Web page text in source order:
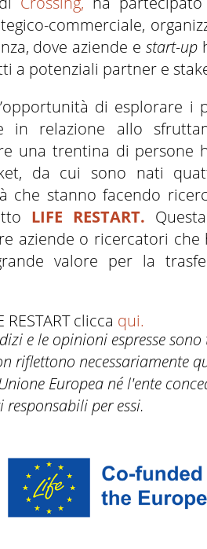
commerciale,
dove aziende estart-up
a potenziali partner e
di esplorare i
in relazione allo
una trentina di persone
da cui sono nati
che stanno facendo
LIFE RESTART.
aziende o ricercatori che
valore per la
clicca qui.
e le opinioni espresse
riflettono necessariamente
Europea né l'ente
responsabili per essi.